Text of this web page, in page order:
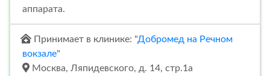
аппарата.
Принимает в клинике: "Добромед на Речном
вокзале"
Москва, Ляпидевского, д. 14, стр.1а